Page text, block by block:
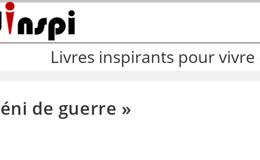
Livres inspirants pour
de guerre »